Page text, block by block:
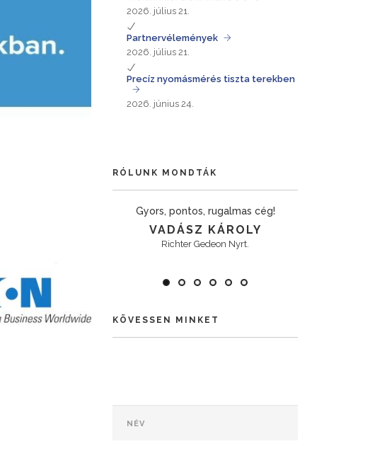
2026. július 21.
Partnervélemények
2026. július 21.
Precíz nyomásmérés tiszta terekben
2026. június 24.
RÓLUNK MONDTÁK
magas színvonalú
végző vállalat.
Gyors, pontos, rugalmas cég!
VADÁSZ KÁROLY
Richter Gedeon Nyrt.
KÖVESSEN MINKET